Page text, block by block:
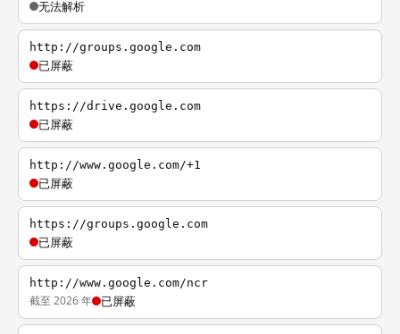
无法解析
http://groups.google.com
已屏蔽
https://drive.google.com
已屏蔽
http://www.google.com/+1
已屏蔽
https://groups.google.com
已屏蔽
http://www.google.com/ncr
截至 2026 年 已屏蔽